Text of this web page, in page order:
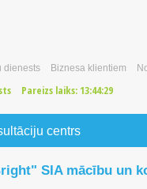
dienests Biznesa klientiem
Pareizs laiks: 13:44:30
centrs
SIA mācību un